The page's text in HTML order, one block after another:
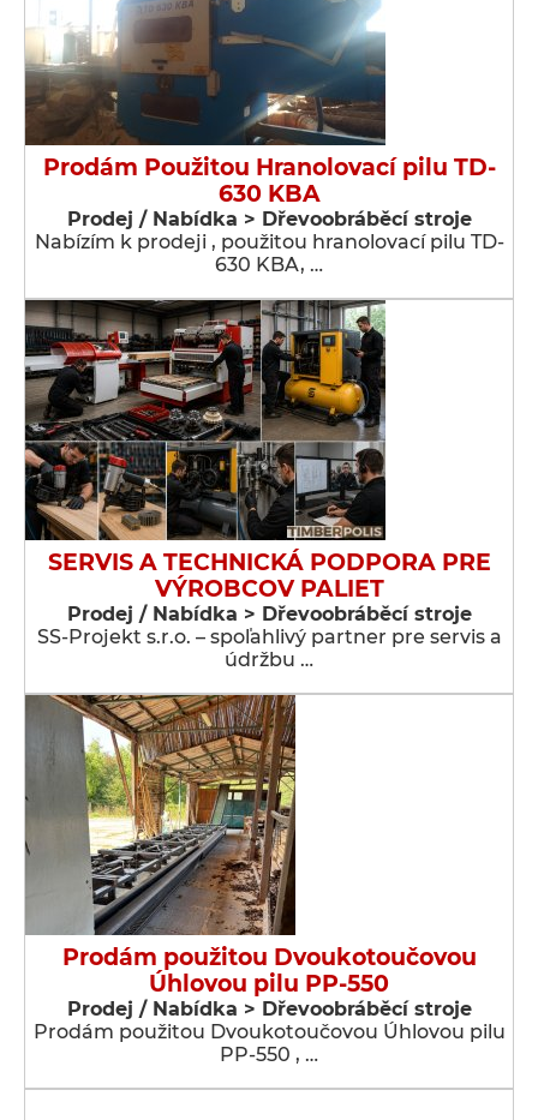
Prodám Použitou Hranolovací pilu TD-
630 KBA
Prodej / Nabídka > Dřevoobráběcí stroje
Nabízím k prodeji , použitou hranolovací pilu TD-
630 KBA, …
SERVIS A TECHNICKÁ PODPORA PRE
VÝROBCOV PALIET
Prodej / Nabídka > Dřevoobráběcí stroje
SS-Projekt s.r.o. – spoľahlivý partner pre servis a
údržbu …
Prodám použitou Dvoukotoučovou
Úhlovou pilu PP-550
Prodej / Nabídka > Dřevoobráběcí stroje
Prodám použitou Dvoukotoučovou Úhlovou pilu
PP-550 , …